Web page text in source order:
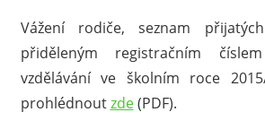
Vážení rodiče, seznam
přiděleným registračním
vzdělávání ve školním roce
prohlédnoutzde(PDF).